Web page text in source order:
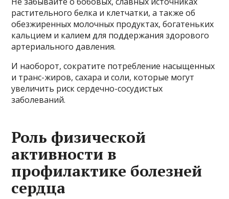
растительного белка и клетчатки, а также об
обезжиренных молочных продуктах, богатеньких
кальцием и калием для поддержания здорового
артериального давления.
И наоборот, сократите потребление насыщенных
и транс-жиров, сахара и соли, которые могут
увеличить риск сердечно-сосудистых
заболеваний.
Роль физической
активности в
профилактике болезней
сердца